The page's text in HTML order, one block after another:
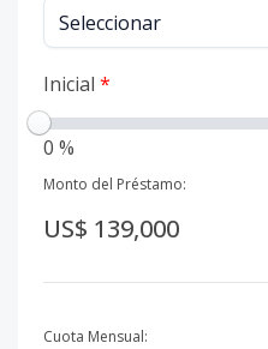
Inicial *
0 %
Monto del Préstamo:
US$ 139,000
Cuota Mensual: